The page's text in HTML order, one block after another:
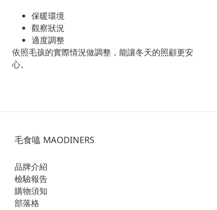
保暖環境
觀察狀況
適度調整
依照毛孩的實際情況做調整，能讓冬天的照顧更安
心。
毛食嗑 MAODINERS
品牌介紹
檢驗報告
購物須知
部落格